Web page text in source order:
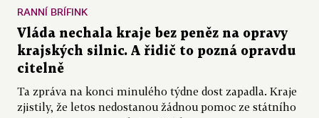
RANNÍ BRÍFINK
Vláda nechala kraje bez peněz na opravy
krajských silnic. A řidič to pozná opravdu
citelně
Ta zpráva na konci minulého týdne dost zapadla. Kraje
zjistily, že letos nedostanou žádnou pomoc ze státního